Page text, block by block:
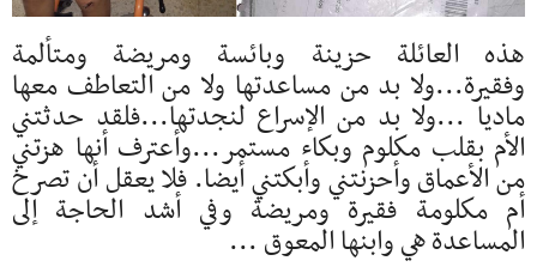
هذه العائلة حزينة وبائسة ومريضة ومتألمة
وفقيرة...ولا بد من مساعدتها ولا من التعاطف معها
ماديا ...ولا بد من الإسراع لنجدتها...فلقد حدثتني
الأم بقلب مكلوم وبكاء مستمر...وأعترف أنها هزتني
من الأعماق وأحزنتني وأبكتني أيضا. فلا يعقل أن تصرخ
أم مكلومة فقيرة ومريضة وفي أشد الحاجة إلى
المساعدة هي وابنها المعوق ...